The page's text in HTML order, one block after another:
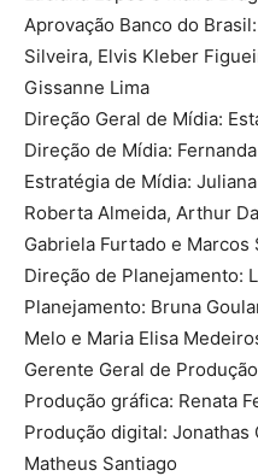
Aprovação Banco do
Silveira, Elvis Kleber
Gissanne Lima
Direção Geral de Mídia:
Direção de Mídia:
Estratégia de Mídia:
Roberta Almeida, Arthur
Gabriela Furtado e Marcos
Direção de Planejamento:
Planejamento: Bruna
Melo e Maria Elisa
Gerente Geral de
Produção gráfica: Renata
Produção digital: Jonathas
Matheus Santiago